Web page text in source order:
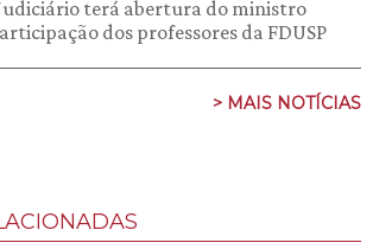
terá abertura do ministro
dos professores da FDUSP
> MAIS NOTÍCIAS